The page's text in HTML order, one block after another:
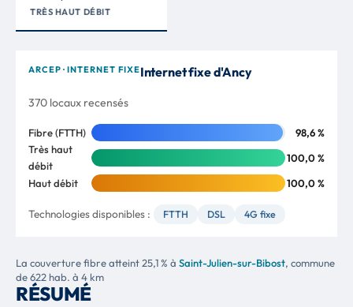
TRÈS HAUT DÉBIT
ARCEP · INTERNET FIXEInternet fixe d'Ancy
370 locaux recensés
Fibre (FTTH)
98,6 %
Très haut
débit
100,0 %
Haut débit
100,0 %
Technologies disponibles : FTTH DSL 4G fixe
La couverture fibre atteint 25,1 % à Saint-Julien-sur-Bibost, commune
de 622 hab. à 4 km
RÉSUMÉ